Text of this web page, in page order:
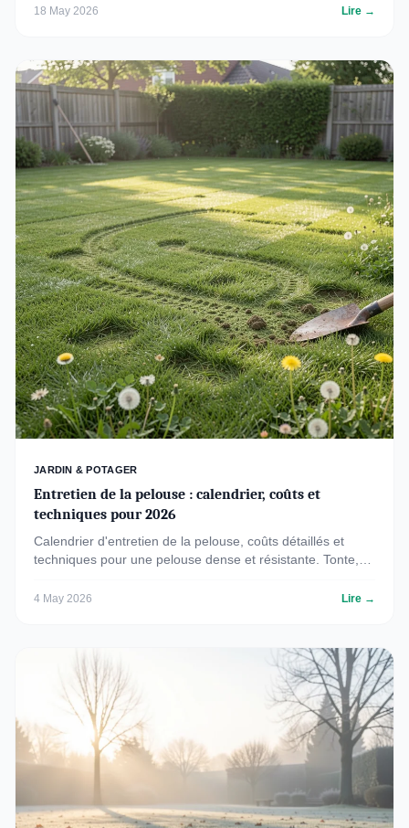
engrais adaptés et coûts détaillés pour 2026.
18 May 2026 Lire →
JARDIN & POTAGER
Entretien de la pelouse : calendrier, coûts et
techniques pour 2026
Calendrier d'entretien de la pelouse, coûts détaillés et
techniques pour une pelouse dense et résistante. Tonte,
4 May 2026 Lire →